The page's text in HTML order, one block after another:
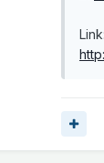
Link: